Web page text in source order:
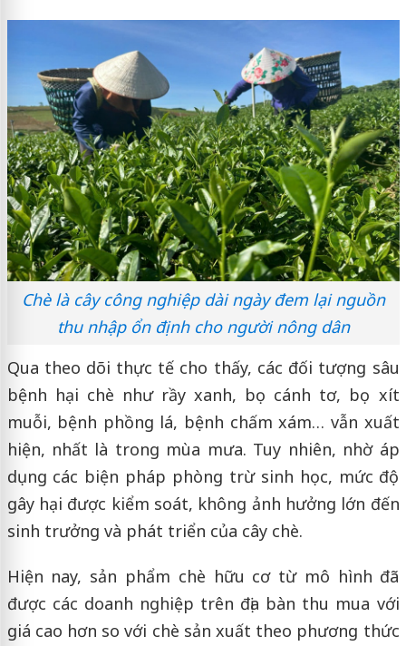
Chè là cây công nghiệp dài ngày đem lại nguồn
thu nhập ổn định cho người nông dân
Qua theo dõi thực tế cho thấy, các đối tượng sâu
bệnh hại chè như rầy xanh, bọ cánh tơ, bọ xít
muỗi, bệnh phồng lá, bệnh chấm xám… vẫn xuất
hiện, nhất là trong mùa mưa. Tuy nhiên, nhờ áp
dụng các biện pháp phòng trừ sinh học, mức độ
gây hại được kiểm soát, không ảnh hưởng lớn đến
sinh trưởng và phát triển của cây chè.
Hiện nay, sản phẩm chè hữu cơ từ mô hình đã
được các doanh nghiệp trên địa bàn thu mua với
giá cao hơn so với chè sản xuất theo phương thức